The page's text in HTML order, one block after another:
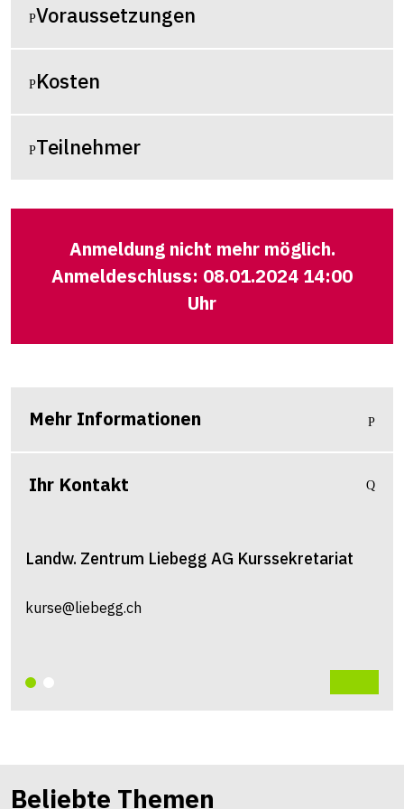
Voraussetzungen
Kosten
Teilnehmer
Anmeldung nicht mehr möglich.
Anmeldeschluss: 08.01.2024 14:00
Uhr
Mehr Informationen
Ihr Kontakt
Landw. Zentrum Liebegg AG Kurssekretariat
kurse@liebegg.ch
Beliebte Themen